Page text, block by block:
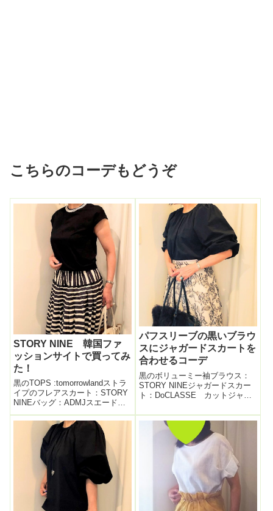
こちらのコーデもどうぞ
STORY NINE 韓国ファ
ッションサイトで買ってみ
た！
黒のTOPS :tomorrowlandストラ
イプのフレアスカート：STORY
NINEバッグ：ADMJスエードパ
ンプス：オディットエオディー
ルSTORY NINE ストーリーナ
イン韓国ファッションサイトで
買ってみた先日見つけた韓国フ
ァッシ...
パフスリーブの黒いブラウ
スにジャガードスカートを
合わせるコーデ
黒のボリューミー袖ブラウス：
STORY NINEジャガードスカー
ト：DoCLASSE カットジャカ
グ：ADMJブーツ：アーバンリサ
ーチ昨日に引き続き、韓国ファ
ッションサイト STORY NINE
で買った黒のブラウ...